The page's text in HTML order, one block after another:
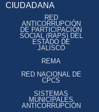
CIUDADANA
RED
ANTICORRUPCIÓN
DE PARTICIPACIÓN
SOCIAL (RAPS) DEL
ESTADO DE
JALISCO
REMA
RED NACIONAL DE
CPCS
SISTEMAS
MUNICIPALES
ANTICORRUPCIÓN